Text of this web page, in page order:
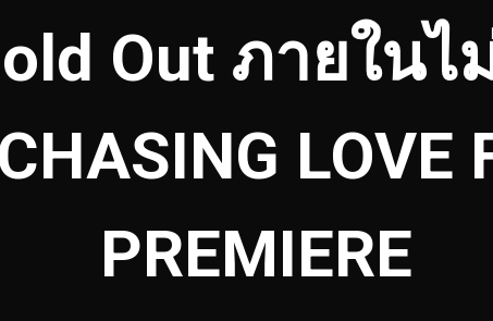
Out ภายใน
LOVE
PREMIERE